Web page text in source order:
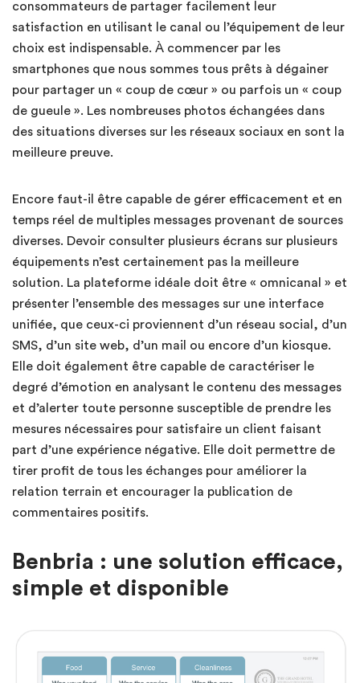
consommateurs de partager facilement leur
satisfaction en utilisant le canal ou l’équipement de leur
choix est indispensable. À commencer par les
smartphones que nous sommes tous prêts à dégainer
pour partager un « coup de cœur » ou parfois un « coup
de gueule ». Les nombreuses photos échangées dans
des situations diverses sur les réseaux sociaux en sont la
meilleure preuve.
Encore faut-il être capable de gérer efficacement et en
temps réel de multiples messages provenant de sources
diverses. Devoir consulter plusieurs écrans sur plusieurs
équipements n’est certainement pas la meilleure
solution. La plateforme idéale doit être « omnicanal » et
présenter l’ensemble des messages sur une interface
unifiée, que ceux-ci proviennent d’un réseau social, d’un
SMS, d’un site web, d’un mail ou encore d’un kiosque.
Elle doit également être capable de caractériser le
degré d’émotion en analysant le contenu des messages
et d’alerter toute personne susceptible de prendre les
mesures nécessaires pour satisfaire un client faisant
part d’une expérience négative. Elle doit permettre de
tirer profit de tous les échanges pour améliorer la
relation terrain et encourager la publication de
commentaires positifs.
Benbria : une solution efficace,
simple et disponible